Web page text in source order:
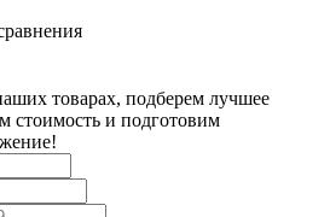
товарах, подберем лучшее
стоимость и подготовим